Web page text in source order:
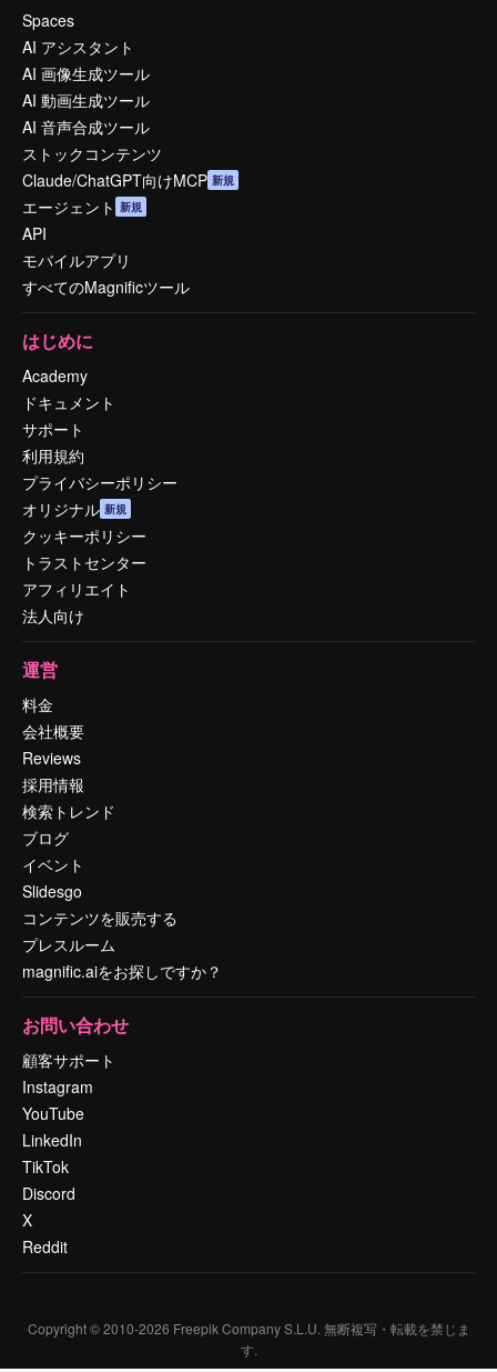
Spaces
AI アシスタント
AI 画像生成ツール
AI 動画生成ツール
AI 音声合成ツール
ストックコンテンツ
Claude/ChatGPT向けMCP 新規
エージェント 新規
API
モバイルアプリ
すべてのMagnificツール
はじめに
Academy
ドキュメント
サポート
利用規約
プライバシーポリシー
オリジナル 新規
クッキーポリシー
トラストセンター
アフィリエイト
法人向け
運営
料金
会社概要
Reviews
採用情報
検索トレンド
ブログ
イベント
Slidesgo
コンテンツを販売する
プレスルーム
magnific.aiをお探しですか？
お問い合わせ
顧客サポート
Instagram
YouTube
LinkedIn
TikTok
Discord
X
Reddit
Copyright © 2010-2026 Freepik Company S.L.U. 無断複写・転載を禁じま
す.